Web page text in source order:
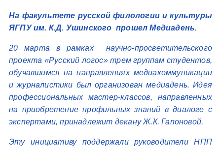
На факультете русской филологии и культуры
ЯГПУ им. К.Д. Ушинского прошел Медиадень.
20 марта в рамках научно-просветительского
проекта «Русский логос» трем группам студентов,
обучавшимся на направлениях медиакоммуникации
и журналистики был организован медиадень. Идея
профессиональных мастер-классов, направленных
на приобретение профильных знаний в диалоге с
экспертами, принадлежит декану Ж.К. Гапоновой.
Эту инициативу поддержали руководители НПП